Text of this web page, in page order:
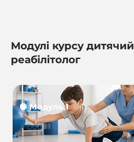
Модулі курсу дитячий
реабілітолог
🟢 Модуль 1